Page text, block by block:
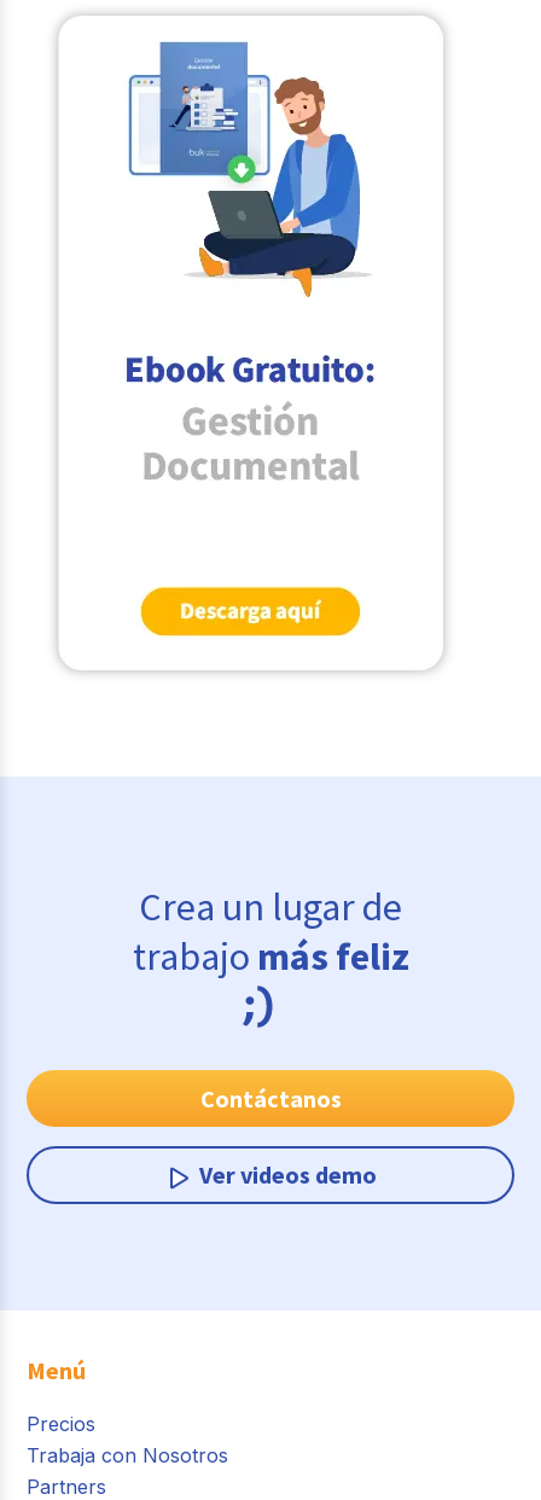
Crea un lugar de
trabajo más feliz
Contáctanos
Ver videos demo
Menú
Precios
Trabaja con Nosotros
Partners